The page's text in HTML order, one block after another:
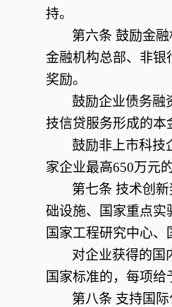
持。
第六条 鼓励金
金融机构总部、非银
奖励。
鼓励企业债务融
技信贷服务形成的本
鼓励非上市科技
家企业最高650万元
第七条 技术创
础设施、国家重点实
国家工程研究中心
对企业获得的国
国家标准的，每项给
第八条 支持国